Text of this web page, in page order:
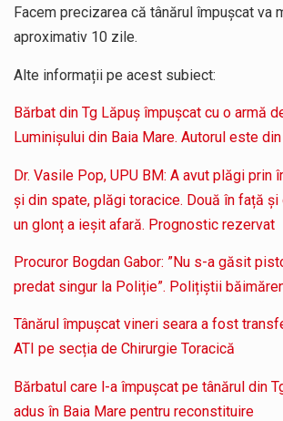
Facem precizarea că tânărul împușcat va
aproximativ 10 zile.
Alte informații pe acest subiect:
Bărbat din Tg Lăpuș împușcat cu o armă
Luminișului din Baia Mare. Autorul este
Dr. Vasile Pop, UPU BM: A avut plăgi prin
și din spate, plăgi toracice. Două în față și
un glonț a ieșit afară. Prognostic rezervat
Procuror Bogdan Gabor: ”Nu s-a găsit
predat singur la Poliție”. Polițiștii
Tânărul împușcat vineri seara a fost
ATI pe secția de Chirurgie Toracică
Bărbatul care l-a împușcat pe tânărul din
adus în Baia Mare pentru reconstituire